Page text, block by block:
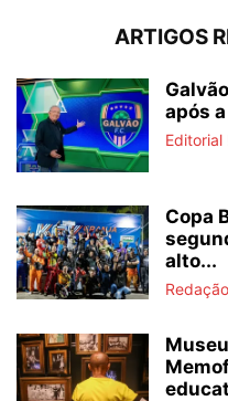
ARTIGOS
após
Editorial
Copa
alto...